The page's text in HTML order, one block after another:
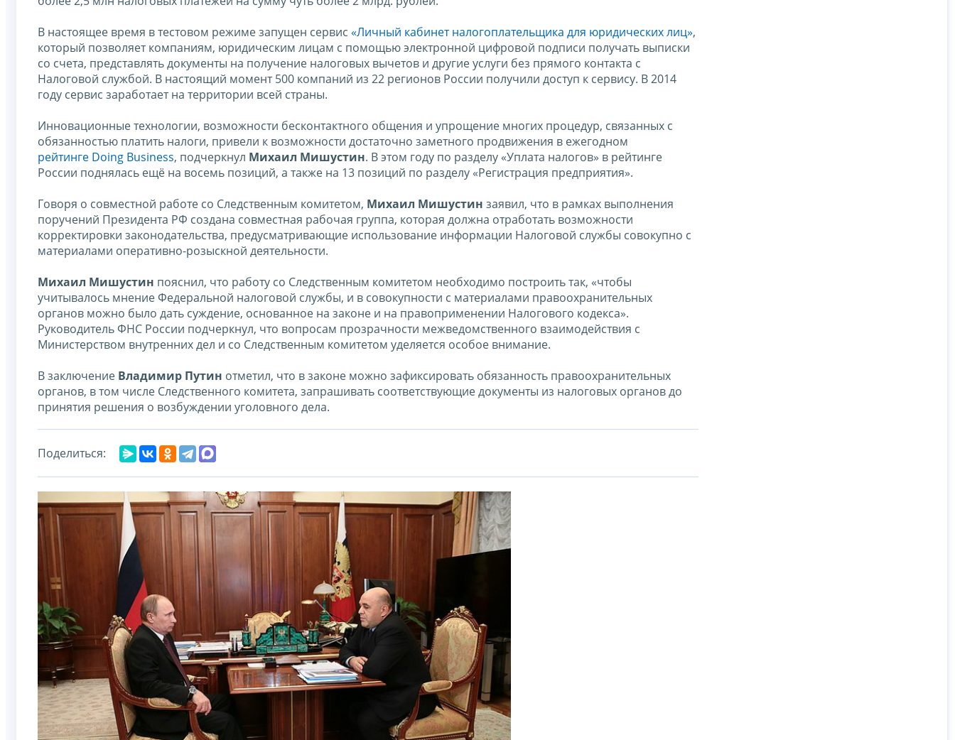
В настоящее время в тестовом режиме запущен сервис «Личный кабинет налогоплательщика для юридических лиц»,
который позволяет компаниям, юридическим лицам с помощью электронной цифровой подписи получать выписки
со счета, представлять документы на получение налоговых вычетов и другие услуги без прямого контакта с
Налоговой службой. В настоящий момент 500 компаний из 22 регионов России получили доступ к сервису. В 2014
году сервис заработает на территории всей страны.
Инновационные технологии, возможности бесконтактного общения и упрощение многих процедур, связанных с
обязанностью платить налоги, привели к возможности достаточно заметного продвижения в ежегодном
рейтинге Doing Business, подчеркнул Михаил Мишустин. В этом году по разделу «Уплата налогов» в рейтинге
России поднялась ещё на восемь позиций, а также на 13 позиций по разделу «Регистрация предприятия».
Говоря о совместной работе со Следственным комитетом, Михаил Мишустин заявил, что в рамках выполнения
поручений Президента РФ создана совместная рабочая группа, которая должна отработать возможности
корректировки законодательства, предусматривающие использование информации Налоговой службы совокупно с
материалами оперативно-розыскной деятельности.
Михаил Мишустин пояснил, что работу со Следственным комитетом необходимо построить так, «чтобы
учитывалось мнение Федеральной налоговой службы, и в совокупности с материалами правоохранительных
органов можно было дать суждение, основанное на законе и на правоприменении Налогового кодекса».
Руководитель ФНС России подчеркнул, что вопросам прозрачности межведомственного взаимодействия с
Министерством внутренних дел и со Следственным комитетом уделяется особое внимание.
В заключение Владимир Путин отметил, что в законе можно зафиксировать обязанность правоохранительных
органов, в том числе Следственного комитета, запрашивать соответствующие документы из налоговых органов до
принятия решения о возбуждении уголовного дела.
Поделиться: